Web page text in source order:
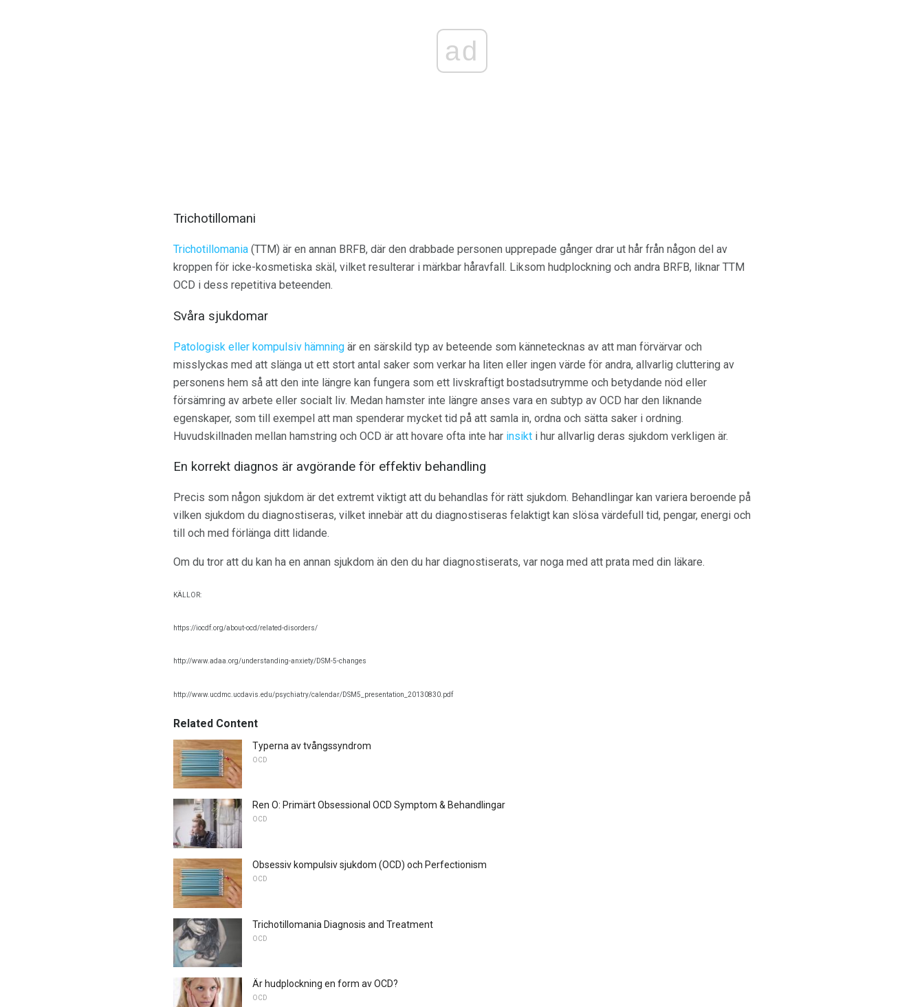
ad
Trichotillomani
Trichotillomania (TTM) är en annan BRFB, där den drabbade personen upprepade gånger drar ut hår från någon del av
kroppen för icke-kosmetiska skäl, vilket resulterar i märkbar håravfall. Liksom hudplockning och andra BRFB, liknar TTM
OCD i dess repetitiva beteenden.
Svåra sjukdomar
Patologisk eller kompulsiv hämning är en särskild typ av beteende som kännetecknas av att man förvärvar och
misslyckas med att slänga ut ett stort antal saker som verkar ha liten eller ingen värde för andra, allvarlig cluttering av
personens hem så att den inte längre kan fungera som ett livskraftigt bostadsutrymme och betydande nöd eller
försämring av arbete eller socialt liv. Medan hamster inte längre anses vara en subtyp av OCD har den liknande
egenskaper, som till exempel att man spenderar mycket tid på att samla in, ordna och sätta saker i ordning.
Huvudskillnaden mellan hamstring och OCD är att hovare ofta inte har insikt i hur allvarlig deras sjukdom verkligen är.
En korrekt diagnos är avgörande för effektiv behandling
Precis som någon sjukdom är det extremt viktigt att du behandlas för rätt sjukdom. Behandlingar kan variera beroende på
vilken sjukdom du diagnostiseras, vilket innebär att du diagnostiseras felaktigt kan slösa värdefull tid, pengar, energi och
till och med förlänga ditt lidande.
Om du tror att du kan ha en annan sjukdom än den du har diagnostiserats, var noga med att prata med din läkare.
KÄLLOR:
https://iocdf.org/about-ocd/related-disorders/
http://www.adaa.org/understanding-anxiety/DSM-5-changes
http://www.ucdmc.ucdavis.edu/psychiatry/calendar/DSM5_presentation_20130830.pdf
Related Content
Typerna av tvångssyndrom
OCD
Ren O: Primärt Obsessional OCD Symptom & Behandlingar
OCD
Obsessiv kompulsiv sjukdom (OCD) och Perfectionism
OCD
Trichotillomania Diagnosis and Treatment
OCD
Är hudplockning en form av OCD?
OCD